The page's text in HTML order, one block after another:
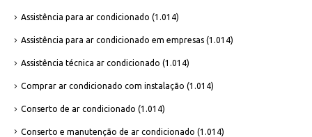
Assistência para ar condicionado (1.014)
Assistência para ar condicionado em empresas (1.014)
Assistência técnica ar condicionado (1.014)
Comprar ar condicionado com instalação (1.014)
Conserto de ar condicionado (1.014)
Conserto e manutenção de ar condicionado (1.014)